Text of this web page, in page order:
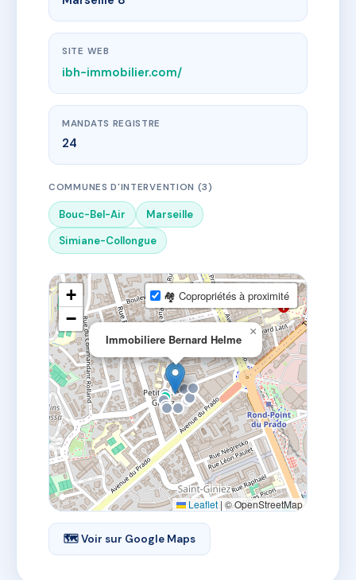
SITE WEB
ibh-immobilier.com/
MANDATS REGISTRE
24
COMMUNES D'INTERVENTION (3)
Bouc-Bel-Air
Marseille
Simiane-Collongue
Immobiliere Bernard Helme
×
+
−
🏘 Copropriétés à proximité
Leaflet | © OpenStreetMap
🗺 Voir sur Google Maps